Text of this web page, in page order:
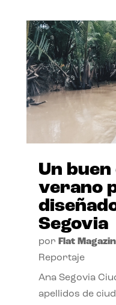
Un buen
verano
Segovia
por Flat
Reportaje
Ana Segovia
apellidos de